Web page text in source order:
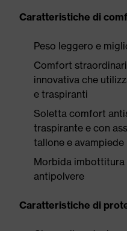
Caratteristiche di
Peso leggero e
Comfort
innovativa che
e traspiranti
Soletta comfort
traspirante e con
tallone e avampiede
Morbida imbottitura
antipolvere
Caratteristiche di